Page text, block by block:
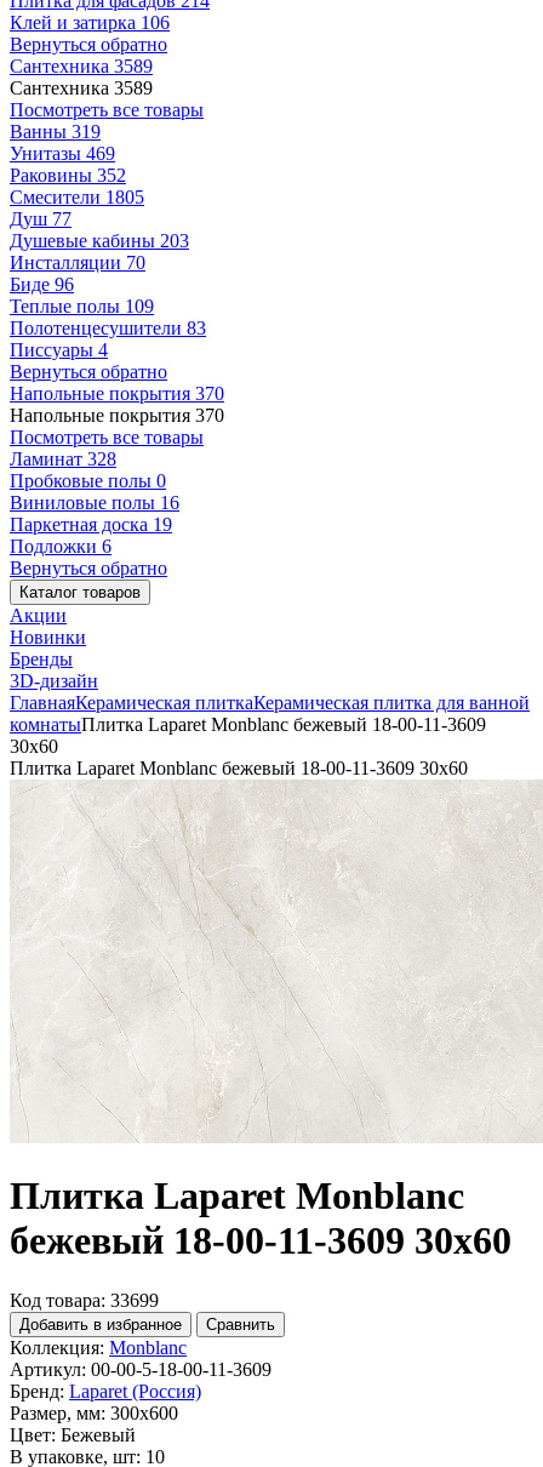
Клей и затирка 106
Вернуться обратно
Сантехника 3589
Сантехника 3589
Посмотреть все товары
Ванны 319
Унитазы 469
Раковины 352
Смесители 1805
Душ 77
Душевые кабины 203
Инсталляции 70
Биде 96
Теплые полы 109
Полотенцесушители 83
Писсуары 4
Вернуться обратно
Напольные покрытия 370
Напольные покрытия 370
Посмотреть все товары
Ламинат 328
Пробковые полы 0
Виниловые полы 16
Паркетная доска 19
Подложки 6
Вернуться обратно
Каталог товаров
Акции
Новинки
Бренды
3D-дизайн
ГлавнаяКерамическая плиткаКерамическая плитка для ванной
комнатыПлитка Laparet Monblanc бежевый 18-00-11-3609
30х60
Плитка Laparet Monblanc бежевый 18-00-11-3609 30х60
Плитка Laparet Monblanc
бежевый 18-00-11-3609 30х60
Код товара: 33699
Добавить в избранное Сравнить
Коллекция: Monblanc
Артикул: 00-00-5-18-00-11-3609
Бренд: Laparet (Россия)
Размер, мм: 300x600
Цвет: Бежевый
В упаковке, шт: 10